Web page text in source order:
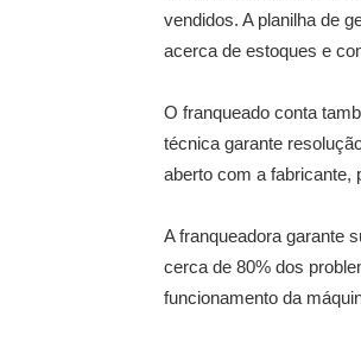
vendidos. A planilha de
acerca de estoques e
O franqueado conta
técnica garante
aberto com a fabricante,
A franqueadora garante
cerca de 80% dos
funcionamento da